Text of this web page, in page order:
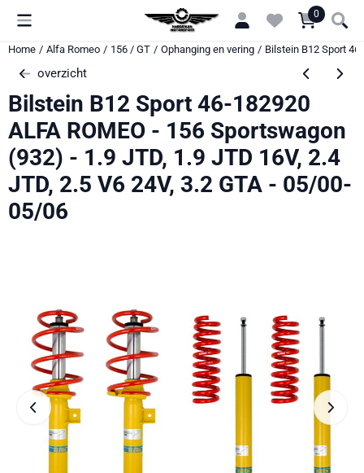
Cookievoorkeuren zijn momenteel gesloten. 0
Home / Alfa Romeo / 156 / GT / Ophanging en vering / Bilstein B12 Sport
overzicht
Bilstein B12 Sport 46-182920
ALFA ROMEO - 156 Sportswagon
(932) - 1.9 JTD, 1.9 JTD 16V, 2.4
JTD, 2.5 V6 24V, 3.2 GTA - 05/00-
05/06